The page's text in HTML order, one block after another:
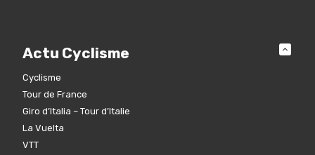
Actu Cyclisme
Cyclisme
Tour de France
Giro d’Italia – Tour d’Italie
La Vuelta
VTT